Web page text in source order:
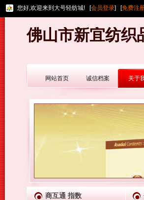
您好,欢迎来到大号轻纺城! [会员登录] [免费注
佛山市新宜纺织
网站首页 诚信档案 关于
商互通 指数